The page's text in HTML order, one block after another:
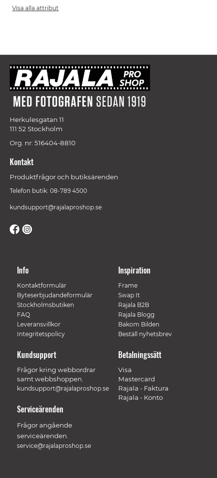
Visa alla attribut
Herkulesgatan 11
111 52 Stockholm
Org. nr: 516404-8810
Kontakt
Produktfrågor och butiksärenden
Telefon butik: 08-789 4500
kundsupport@rajalaproshop.se
Info
Kontaktformulär
Byteserbjudandeformulär
Stockholmsbutiken
FAQ
Leveransvillkor
Integritetspolicy
Inspiration
Frame
Swap It
Rajala B2B
Rajala Blogg
Bakom Bilden
Beställ nyhetsbrev
Betalningssätt
Visa
Mastercard
Rajala - Faktura
Rajala - Konto
Kundsupport
Frågor kring webbordrar
samt webbshoppen.
kundsupport@rajalaproshop.se
Serviceärenden
Frågor angående
serviceärenden.
service@rajalaproshop.se